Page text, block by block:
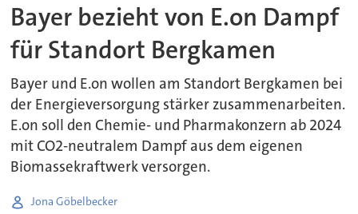
Bayer bezieht von E.on Dampf
für Standort Bergkamen
Bayer und E.on wollen am Standort Bergkamen bei
der Energieversorgung stärker zusammenarbeiten.
E.on soll den Chemie- und Pharmakonzern ab 2024
mit CO2-neutralem Dampf aus dem eigenen
Biomassekraftwerk versorgen.
Jona Göbelbecker